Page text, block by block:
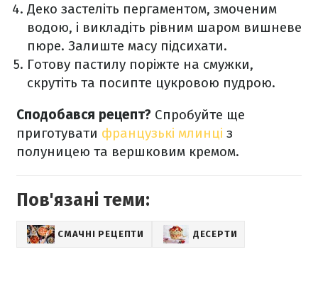
Деко застеліть пергаментом, змоченим
водою, і викладіть рівним шаром вишневе
пюре. Залиште масу підсихати.
Готову пастилу поріжте на смужки,
скрутіть та посипте цукровою пудрою.
Сподобався рецепт? Спробуйте ще
приготувати французькі млинці з
полуницею та вершковим кремом.
Пов'язані теми:
СМАЧНІ РЕЦЕПТИ ДЕСЕРТИ